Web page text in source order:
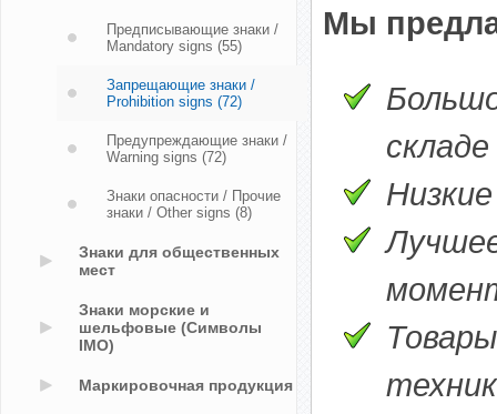
Мы
складе
Предписывающие знаки /
Mandatory signs (55)
Запрещающие знаки /
Prohibition signs (72)
Предупреждающие знаки /
Warning signs (72)
Знаки опасности / Прочие
знаки / Other signs (8)
Знаки для общественных
мест
Знаки морские и
шельфовые (Символы
IMO)
Маркировочная продукция